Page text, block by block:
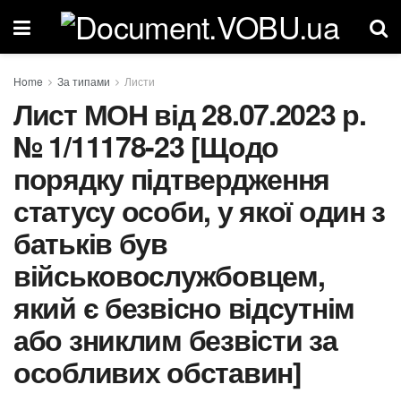
Home За типами Листи
Лист МОН від 28.07.2023 р.
№ 1/11178-23 [Щодо
порядку підтвердження
статусу особи, у якої один з
батьків був
військовослужбовцем,
який є безвісно відсутнім
або зниклим безвісти за
особливих обставин]